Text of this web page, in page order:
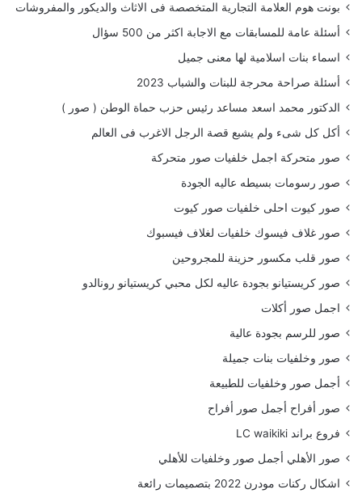
بونت هوم العلامة التجارية المتخصصة فى الاثاث والديكور والمفروشات
أسئلة عامة للمسابقات مع الاجابة اكثر من 500 سؤال
اسماء بنات اسلامية لها معنى جميل
أسئلة صراحة محرجة للبنات والشباب 2023
الدكتور محمد اسعد مساعد رئيس حزب حماة الوطن ( صور )
أكل كل شىء ولم يشبع قصة الرجل الاغرب فى العالم
صور متحركة اجمل خلفيات صور متحركة
صور رسومات بسيطه عاليه الجودة
صور كيوت احلى خلفيات صور كيوت
صور غلاف فيسوك خلفيات لغلاف فيسبوك
صور قلب مكسور حزينة للمجروحين
صور كريستيانو بجودة عاليه لكل محبي كريستيانو رونالدو
اجمل صور أكلات
صور للرسم بجودة عالية
صور وخلفيات بنات جميلة
أجمل صور وخلفيات للطبيعة
صور أفراح أجمل صور أفراح
فروع براند LC waikiki
صور الأهلي أجمل صور وخلفيات للأهلي
اشكال ركنات مودرن 2022 بتصميمات رائعة